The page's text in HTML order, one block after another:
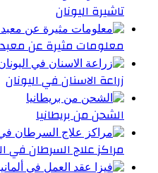
تاشيرة اليونان
معلومات مثيرة عن معبد
زراعة الاسنان في اليونان
الشحن من بريطانيا
مراكز علاج السرطان في